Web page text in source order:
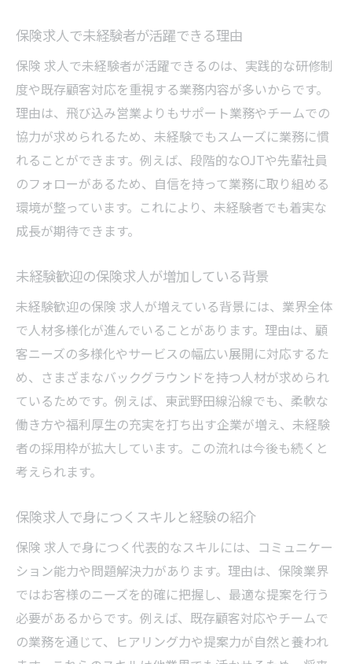
保険求人で未経験者が活躍できる理由
保険 求人で未経験者が活躍できるのは、実践的な研修制
度や既存顧客対応を重視する業務内容が多いからです。
理由は、飛び込み営業よりもサポート業務やチームでの
協力が求められるため、未経験でもスムーズに業務に慣
れることができます。例えば、段階的なOJTや先輩社員
のフォローがあるため、自信を持って業務に取り組める
環境が整っています。これにより、未経験者でも着実な
成長が期待できます。
未経験歓迎の保険求人が増加している背景
未経験歓迎の保険 求人が増えている背景には、業界全体
で人材多様化が進んでいることがあります。理由は、顧
客ニーズの多様化やサービスの幅広い展開に対応するた
め、さまざまなバックグラウンドを持つ人材が求められ
ているためです。例えば、東武野田線沿線でも、柔軟な
働き方や福利厚生の充実を打ち出す企業が増え、未経験
者の採用枠が拡大しています。この流れは今後も続くと
考えられます。
保険求人で身につくスキルと経験の紹介
保険 求人で身につく代表的なスキルには、コミュニケー
ション能力や問題解決力があります。理由は、保険業界
ではお客様のニーズを的確に把握し、最適な提案を行う
必要があるからです。例えば、既存顧客対応やチームで
の業務を通じて、ヒアリング力や提案力が自然と養われ